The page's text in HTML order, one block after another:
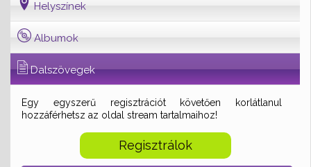
Helyszínek
Albumok
Dalszövegek
Egy egyszerű regisztrációt követően korlátlanul
hozzáférhetsz az oldal stream tartalmaihoz!
Regisztrálok